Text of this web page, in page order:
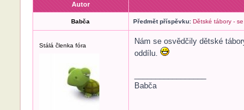
Autor
Babča Předmět příspěvku: Dětské tábory -
Stálá členka fóra
Nám se osvědčily dětské
oddílu.
Babča